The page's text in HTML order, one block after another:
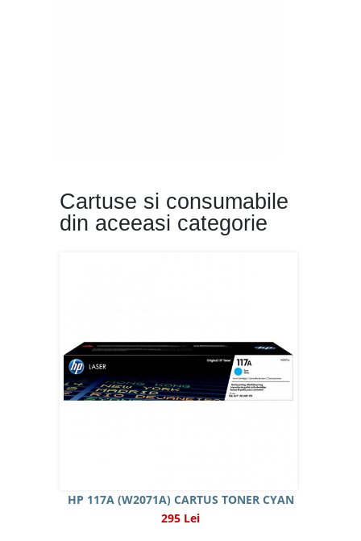
Cartuse si consumabile
din aceeasi categorie
HP 117A (W2071A) CARTUS TONER CYAN
295 Lei